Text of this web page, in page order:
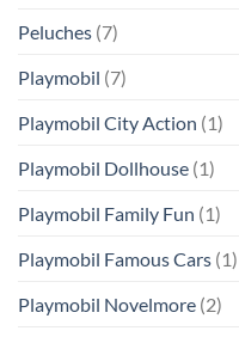
Peluches (7)
Playmobil (7)
Playmobil City Action (1)
Playmobil Dollhouse (1)
Playmobil Family Fun (1)
Playmobil Famous Cars (1)
Playmobil Novelmore (2)